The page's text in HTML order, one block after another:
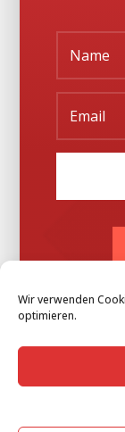
Wir verwenden
optimieren.